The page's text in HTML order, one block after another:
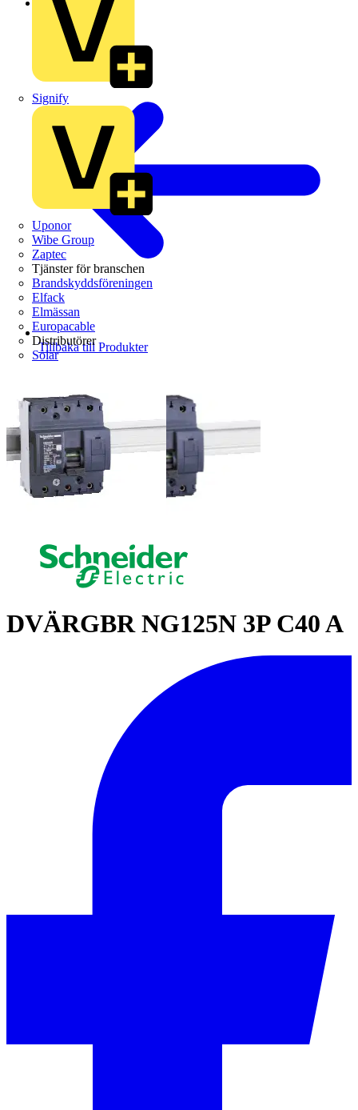
Signify
Uponor
Wibe Group
Zaptec
Tjänster för branschen
Brandskyddsföreningen
Elfack
Elmässan
Europacable
Distributörer
Solar
Tillbaka till Produkter
DVÄRGBR NG125N 3P C40 A